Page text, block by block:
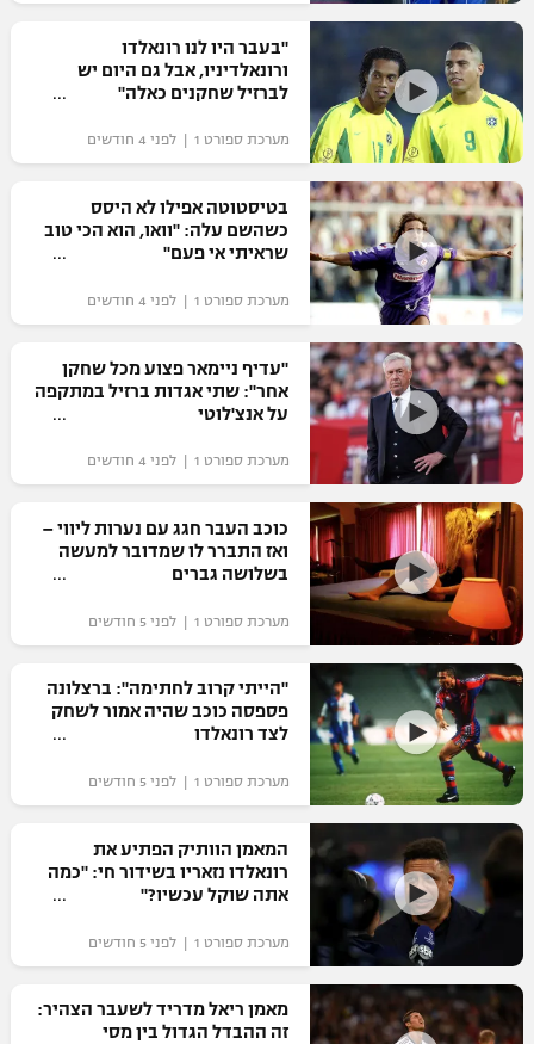
הצטרפות לחבילת הערוצים
לוח דרושים – ג'ובנט
תגיות
המגזין
"בעבר היו לנו רונאלדו
ורונאלדיניו, אבל גם היום יש
לברזיל שחקנים כאלה"
מערכת ספורט 1 | לפני 4 חודשים
בטיסטוטה אפילו לא היסס
כשהשם עלה: "וואו, הוא הכי טוב
שראיתי אי פעם"
מערכת ספורט 1 | לפני 4 חודשים
"עדיף ניימאר פצוע מכל שחקן
אחר": שתי אגדות ברזיל במתקפה
על אנצ'לוטי
מערכת ספורט 1 | לפני 4 חודשים
כוכב העבר חגג עם נערות ליווי –
ואז התברר לו שמדובר למעשה
בשלושה גברים
מערכת ספורט 1 | לפני 5 חודשים
"הייתי קרוב לחתימה": ברצלונה
פספסה כוכב שהיה אמור לשחק
לצד רונאלדו
מערכת ספורט 1 | לפני 5 חודשים
המאמן הוותיק הפתיע את
רונאלדו נזאריו בשידור חי: "כמה
אתה שוקל עכשיו?"
מערכת ספורט 1 | לפני 5 חודשים
מאמן ריאל מדריד לשעבר הצהיר:
זה ההבדל הגדול בין מסי